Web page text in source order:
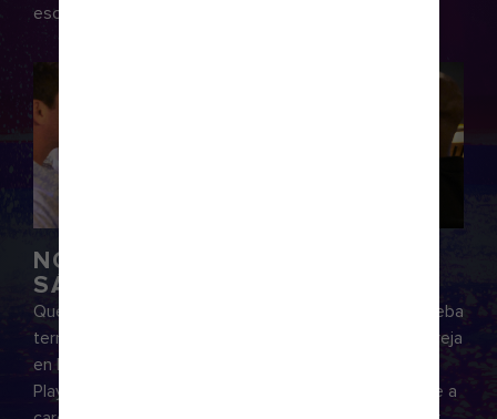
escenario como si fueran las bandas auténticas.
NO ES LA TÍPICA NOCHE DE
SÁBADO
Que se haya puesto el sol no significa que la fiesta deba
terminar. Sumérgete en una fiesta de salsa con tu pareja
en Boleros o alienta a tu equipo deportivo favorito en
PlaymakersSM Sports Bar & Arcade. Y si buscas reírte a